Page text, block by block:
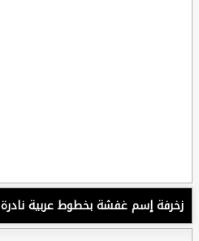
زخرفة إسم غفشة بخطوط عربية نادرة